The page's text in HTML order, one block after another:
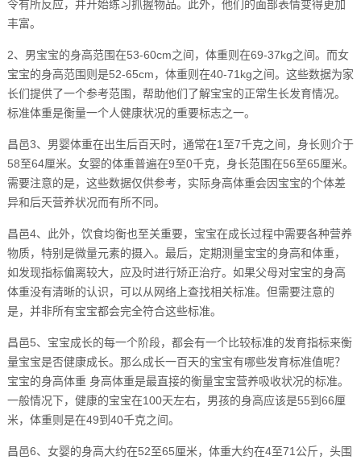
令有所反应，并开始练习抓握物品。此外，他们的面部表情变得更加
丰富。
2、男宝宝的身高范围在53-60cm之间，体重则在69-37kg之间。而女
宝宝的身高范围则是52-65cm，体重则在40-71kg之间。这些数据为家
长们提供了一个参考范围，帮助他们了解宝宝的正常生长发育情况。
标准体重是衡量一个人健康状况的重要标志之一。
昌邑3、男婴体重在出生后百天时，通常在1至7千克之间，身长则介于
58至64厘米。女婴的体重普遍在9至0千克，身长范围在56至65厘米。
需要注意的是，这些数据仅供参考，实际身高体重会因宝宝的个体差
异和后天营养状况而有所不同。
昌邑4、此外，饮食均衡也至关重要，宝宝在成长过程中需要各种营养
物质，特别是微量元素的摄入。最后，定期测量宝宝的身高和体重，
如发现指标偏离较大，应及时进行矫正治疗。如果父母对宝宝的身高
体重没有清晰的认识，可以从网络上查找相关标准。但需要注意的
是，并非所有宝宝都会完全符合这些标准。
昌邑5、宝宝成长的每一个阶段，都会有一个比较标准的发育指标来衡
量宝宝是否健康成长。那么成长一百天的宝宝有哪些发育标准值呢？
宝宝的身高体重 身高体重是最直接的衡量宝宝营养吸收状况的标准。
一般情况下，健康的宝宝在100天左右，男孩的身高应该是55到66厘
米，体重则是在49到40千克之间。
昌邑6、女婴的身高大约在52至65厘米，体重大约在4至71公斤，头围